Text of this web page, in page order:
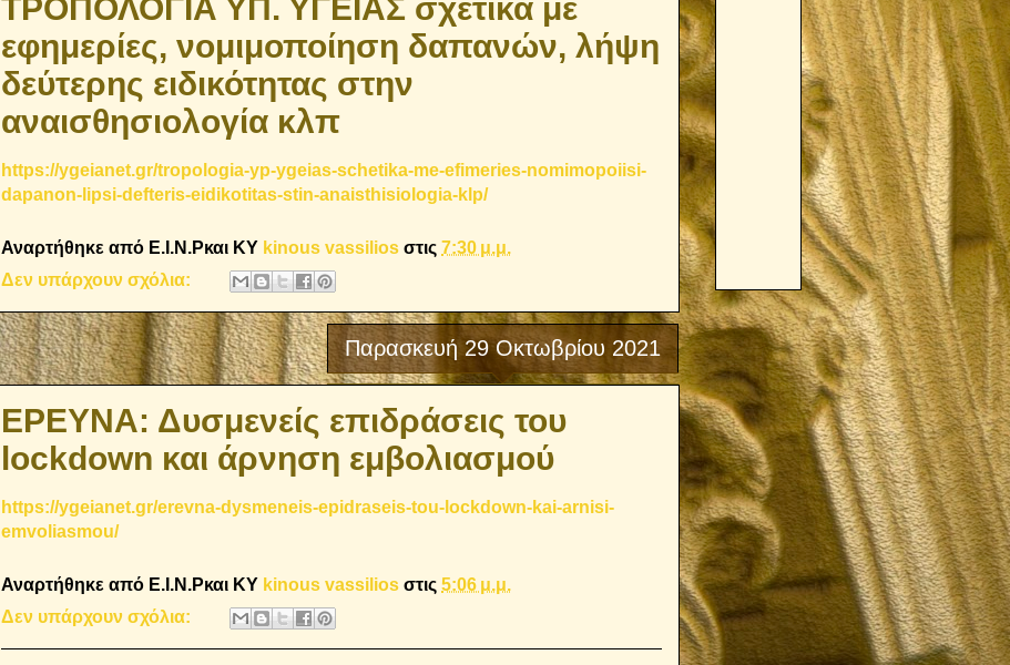
ΤΡΟΠΟΛΟΓΙΑ ΥΠ. ΥΓΕΙΑΣ σχετικά με
εφημερίες, νομιμοποίηση δαπανών, λήψη
δεύτερης ειδικότητας στην
αναισθησιολογία κλπ
https://ygeianet.gr/tropologia-yp-ygeias-schetika-me-efimeries-nomimopoiisi-
dapanon-lipsi-defteris-eidikotitas-stin-anaisthisiologia-klp/
Αναρτήθηκε από E.I.N.Ρκαι ΚΥ kinous vassilios στις 7:30 μ.μ.
Δεν υπάρχουν σχόλια:
Παρασκευή 29 Οκτωβρίου 2021
ΕΡΕΥΝΑ: Δυσμενείς επιδράσεις του
lockdown και άρνηση εμβολιασμού
https://ygeianet.gr/erevna-dysmeneis-epidraseis-tou-lockdown-kai-arnisi-
emvoliasmou/
Αναρτήθηκε από E.I.N.Ρκαι ΚΥ kinous vassilios στις 5:06 μ.μ.
Δεν υπάρχουν σχόλια: